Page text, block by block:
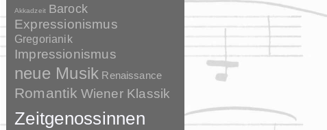
Akkadzeit Barock
Expressionismus
Gregorianik
Impressionismus
neue Musik Renaissance
Romantik Wiener Klassik
Zeitgenossinnen